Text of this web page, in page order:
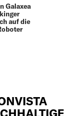
Galaxea
auf die